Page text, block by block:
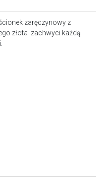
zaręczynowy z
złota zachwyci każdą